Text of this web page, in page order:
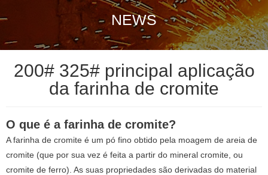
NEWS
200# 325# principal aplicação
da farinha de cromite
O que é a farinha de cromite?
A farinha de cromite é um pó fino obtido pela moagem de areia de
cromite (que por sua vez é feita a partir do mineral cromite, ou
cromite de ferro). As suas propriedades são derivadas do material